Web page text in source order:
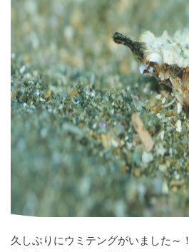
久しぶりにウミテングがいました～！